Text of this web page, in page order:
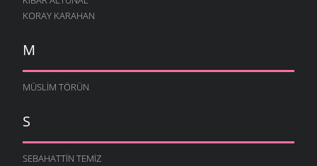
KORAY KARAHAN
M
MÜSLIM TÖRÜN
S
SEBAHATTIN TEMIZ